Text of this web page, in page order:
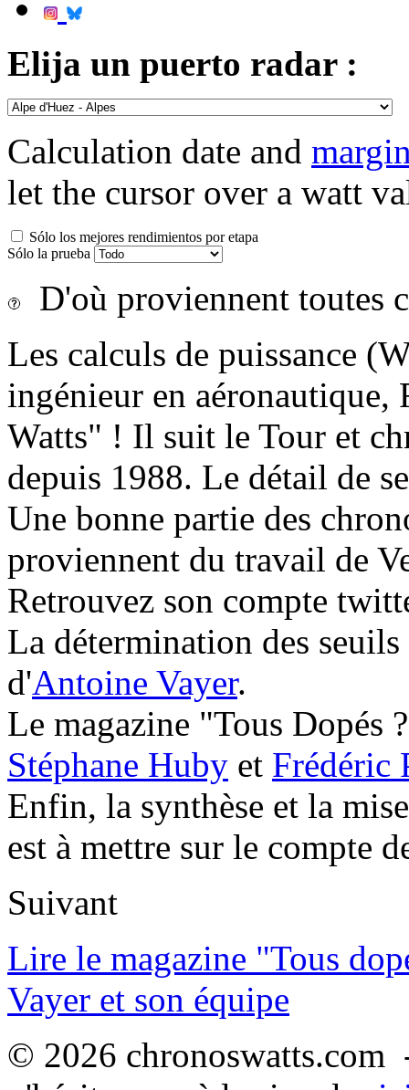
Elija un puerto radar :
Calculation date and
let the cursor over a watt
Sólo los mejores rendimientos por etapa
Sólo la prueba
D'où proviennent toutes
Les calculs de puissance
ingénieur en
Watts" ! Il suit le Tour et
depuis 1988. Le détail de
Une bonne partie des
proviennent du travail de
Retrouvez son compte
La détermination des
d'Antoine Vayer.
Le magazine "Tous Dopés
Stéphane Huby et Frédéric
Enfin, la synthèse et la
est à mettre sur le compte
Suivant
Lire le magazine "Tous
Vayer et son équipe
© 2026